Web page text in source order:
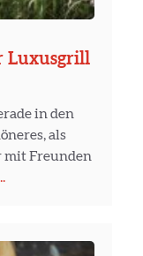
Luxusgrill
in den
als
mit Freunden